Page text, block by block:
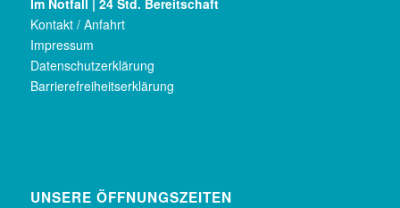
Kontakt / Anfahrt
Impressum
Datenschutzerklärung
Barrierefreiheitserklärung
UNSERE ÖFFNUNGSZEITEN